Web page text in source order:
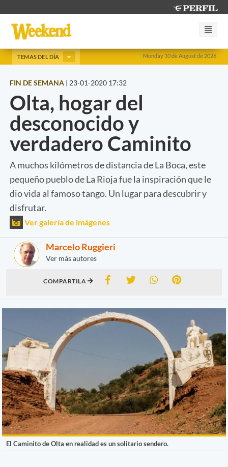
Monday 10 de August de 2026
TEMAS DEL DÍA
FIN DE SEMANA | 23-01-2020 17:32
Olta, hogar del
desconocido y
verdadero Caminito
A muchos kilómetros de distancia de La Boca, este
pequeño pueblo de La Rioja fue la inspiración que le
dio vida al famoso tango. Un lugar para descubrir y
disfrutar.
Ver galería de imágenes
Marcelo Ruggieri
Ver más autores
COMPARTILA
El Caminito de Olta en realidad es un solitario sendero.